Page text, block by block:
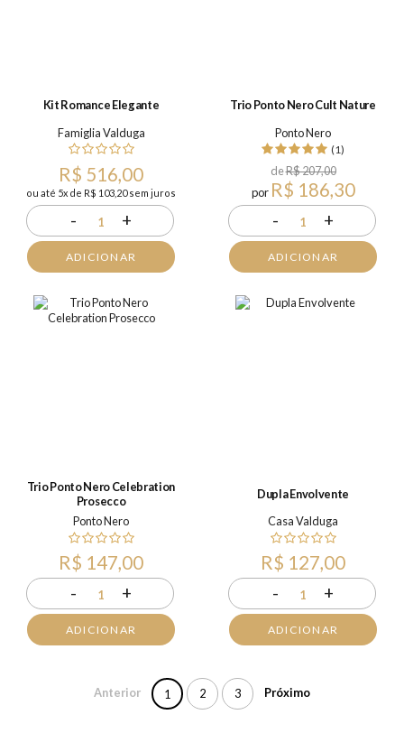
Kit Romance Elegante
Famiglia Valduga
R$ 516,00
ou até 5x de R$ 103,20 sem juros
- 1 +
ADICIONAR
Trio Ponto Nero Cult Nature
Ponto Nero
(1)
deR$ 207,00
por R$ 186,30
- 1 +
ADICIONAR
Trio Ponto Nero Celebration
Prosecco
Ponto Nero
R$ 147,00
- 1 +
ADICIONAR
Dupla Envolvente
Casa Valduga
R$ 127,00
- 1 +
ADICIONAR
Anterior 1 2 3 Próximo